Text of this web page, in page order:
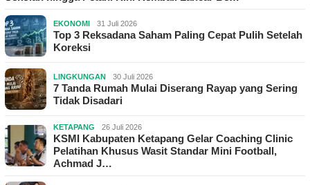
EKONOMI 31 Juli 2026
Top 3 Reksadana Saham Paling Cepat Pulih Setelah
Koreksi
LINGKUNGAN 30 Juli 2026
7 Tanda Rumah Mulai Diserang Rayap yang Sering
Tidak Disadari
KETAPANG 26 Juli 2026
KSMI Kabupaten Ketapang Gelar Coaching Clinic
Pelatihan Khusus Wasit Standar Mini Football,
Achmad J…